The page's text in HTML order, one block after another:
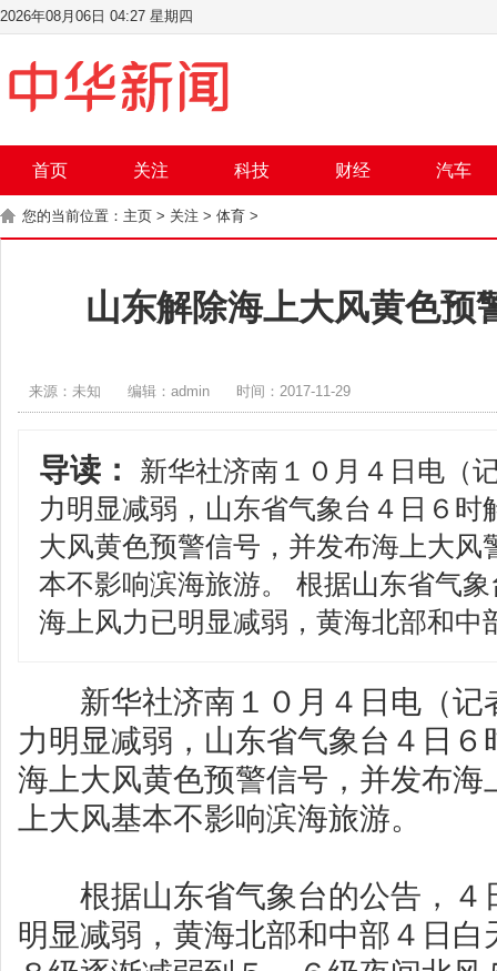
2026年08月06日 04:27 星期四
首页 关注 科技 财经 汽车
您的当前位置： 主页 > 关注 > 体育 >
山东解除海上大风黄色预
来源：未知 编辑：admin 时间：2017-11-29
导读：
新华社济南１０月４日电（
力明显减弱，山东省气象台４日６时
大风黄色预警信号，并发布海上大风
本不影响滨海旅游。 根据山东省气
海上风力已明显减弱，黄海北部和中
新华社济南１０月４日电（记
力明显减弱，山东省气象台４日
海上大风黄色预警信号，并发布海
上大风基本不影响滨海旅游。
根据山东省气象台的公告，４
明显减弱，黄海北部和中部４日